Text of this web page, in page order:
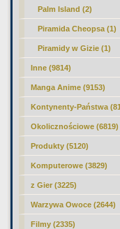
Palm Island (2)
Piramida Cheopsa (1)
Piramidy w Gizie (1)
Inne (9814)
Manga Anime (9153)
Kontynenty-Państwa
Okolicznościowe (6819)
Produkty (5120)
Komputerowe (3829)
z Gier (3225)
Warzywa Owoce (2644)
Filmy (2335)